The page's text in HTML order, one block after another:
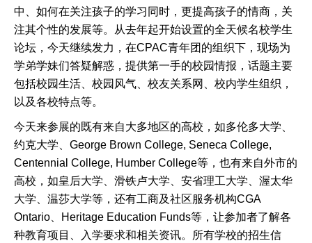
中、如何在关注孩子的学习同时，更提高孩子的情商，关
注其个性的发展等。从去年起开始设置的全天候名校学生
论坛，今天继续发力，在CPAC青年团的组织下，现场为
学弟学妹们答疑解惑，提供第一手的校园情报，话题主要
包括校园生活、校园风气、校友关系网、校内学生组织，
以及各校特点等。
今天来参展的既有来自大多地区的高校，如多伦多大学、
约克大学、George Brown College, Seneca College,
Centennial College, Humber College等，也有来自外市的
高校，如皇后大学、滑铁卢大学、安省理工大学、渥太华
大学、温莎大学等，还有工商及社区服务机构CGA
Ontario、Heritage Education Funds等，让参加者了解各
种教育项目、入学要求和相关资讯。所有学校的招生信